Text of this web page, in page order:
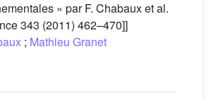
» par F. Chabaux et al.
343 (2011) 462–470]]
; Mathieu Granet